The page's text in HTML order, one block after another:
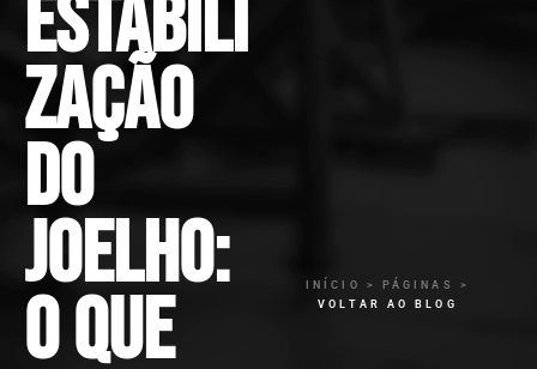
estabili
zação
do
joelho:
o que
INÍCIO > PÁGINAS >
VOLTAR AO BLOG